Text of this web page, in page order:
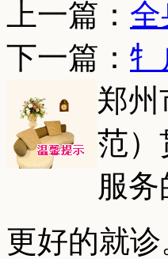
上一篇：
下一篇： 牜
郑州
范）
服
更好的就诊